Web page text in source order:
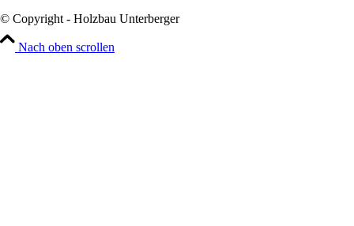
© Copyright - Holzbau Unterberger
Nach oben scrollen